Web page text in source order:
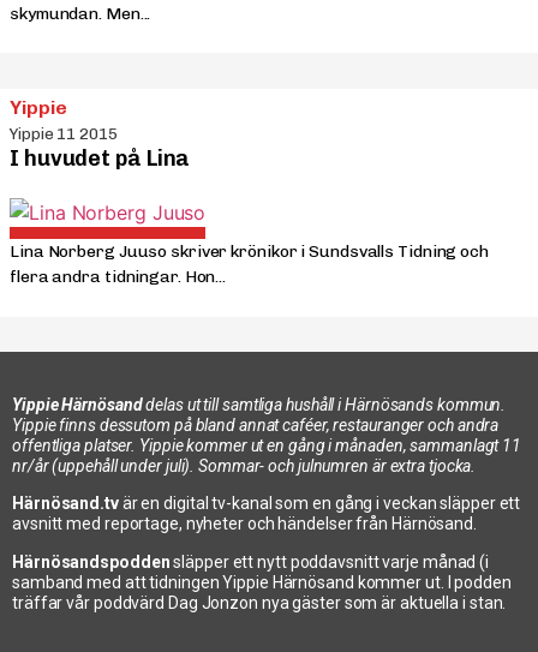
skymundan. Men...
Yippie
Yippie 11 2015
I huvudet på Lina
Lina Norberg Juuso skriver krönikor i Sundsvalls Tidning och
flera andra tidningar. Hon...
Yippie Härnösanddelas ut till samtliga hushåll i Härnösands kommun.
Yippie finns dessutom på bland annat caféer, restauranger och andra
offentliga platser. Yippie kommer ut en gång i månaden, sammanlagt 11
nr/år (uppehåll under juli). Sommar- och julnumren är extra tjocka.
Härnösand.tvär en digital tv-kanal som en gång i veckan släpper ett
avsnitt med reportage, nyheter och händelser från Härnösand.
Härnösandspoddensläpper ett nytt poddavsnitt varje månad (i
samband med att tidningen Yippie Härnösand kommer ut. I podden
träffar vår poddvärd Dag Jonzon nya gäster som är aktuella i stan.